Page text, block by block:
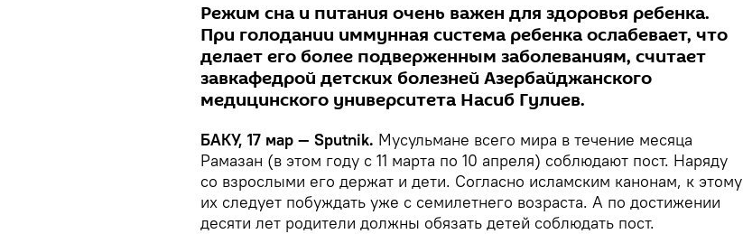
Режим сна и питания очень важен для здоровья ребенка.
При голодании иммунная система ребенка ослабевает, что
делает его более подверженным заболеваниям, считает
завкафедрой детских болезней Азербайджанского
медицинского университета Насиб Гулиев.
БАКУ, 17 мар — Sputnik. Мусульмане всего мира в течение месяца
Рамазан (в этом году с 11 марта по 10 апреля) соблюдают пост. Наряду
со взрослыми его держат и дети. Согласно исламским канонам, к этому
их следует побуждать уже с семилетнего возраста. А по достижении
десяти лет родители должны обязать детей соблюдать пост.